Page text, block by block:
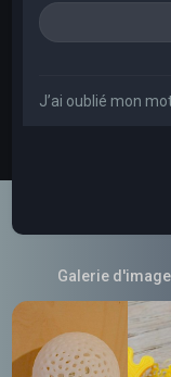
J’ai oublié mon
Galerie